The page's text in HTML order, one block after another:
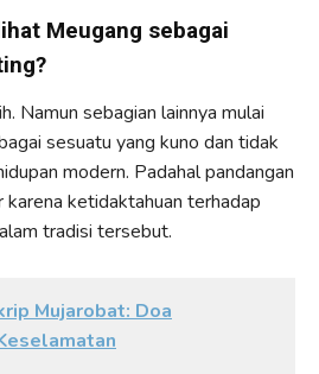
Meugang sebagai
Namun sebagian lainnya mulai
sesuatu yang kuno dan tidak
modern. Padahal pandangan
karena ketidaktahuan terhadap
tradisi tersebut.
Mujarobat: Doa